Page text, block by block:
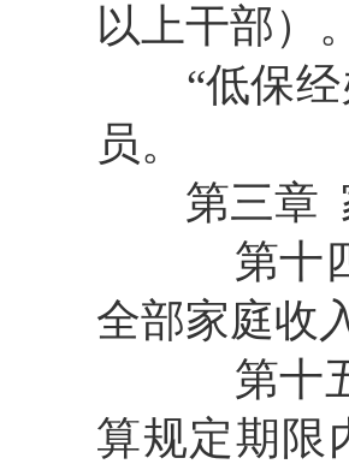
以上干部）。
“低保
员。
第三章
第十
全部家庭收
第十
算规定期限